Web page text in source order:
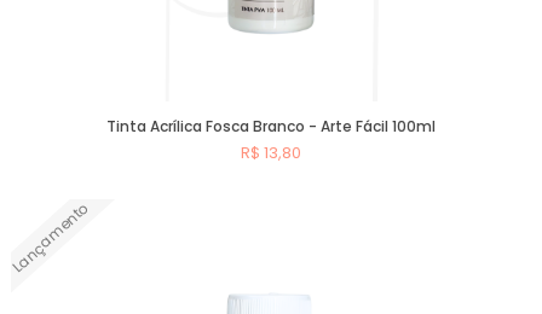
Tinta Acrílica Fosca Branco - Arte Fácil 100ml
R$ 13,80
Lançamento